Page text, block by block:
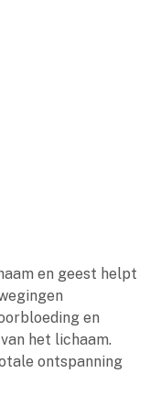
en geest helpt
en
het lichaam.
ontspanning